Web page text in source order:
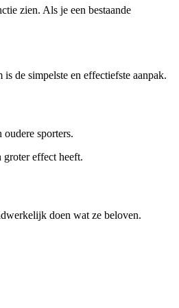
zien. Als je een bestaande
de simpelste en effectiefste aanpak.
sporters.
effect heeft.
doen wat ze beloven.